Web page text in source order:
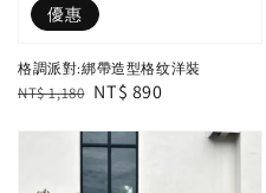
優惠
格調派對:綁帶造型格纹洋裝
Regular
NT$ 1,180 Sale
NT$ 890